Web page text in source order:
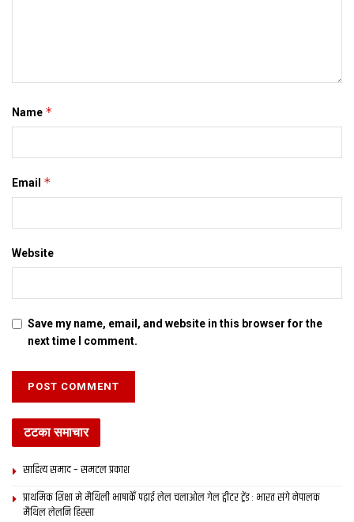
एयरपोर्ट पर बढल इ सक्रियता स आम लोक मे खुशी अछि आ उम्‍मीद बढल
Name *
Email *
Website
Save my name, email, and website in this browser for the
next time I comment.
टटका समाचार
साहित्य समाद – समटल प्रकाश
प्राथमिक शि‍क्षा मे मैथि‍ली भाषाकेँ पढ़ाई लेल चलाओल गेल ट्वीटर ट्रेंड : भारत संगे नेपालक
मैथिल लेलनि हिस्सा